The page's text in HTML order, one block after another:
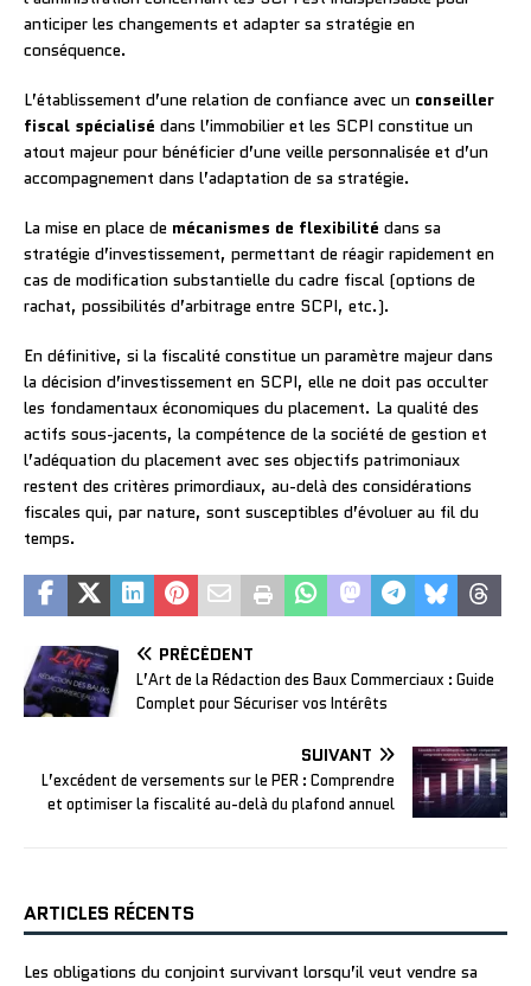
anticiper les changements et adapter sa stratégie en
conséquence.
L’établissement d’une relation de confiance avec un conseiller
fiscal spécialisé dans l’immobilier et les SCPI constitue un
atout majeur pour bénéficier d’une veille personnalisée et d’un
accompagnement dans l’adaptation de sa stratégie.
La mise en place de mécanismes de flexibilité dans sa
stratégie d’investissement, permettant de réagir rapidement en
cas de modification substantielle du cadre fiscal (options de
rachat, possibilités d’arbitrage entre SCPI, etc.).
En définitive, si la fiscalité constitue un paramètre majeur dans
la décision d’investissement en SCPI, elle ne doit pas occulter
les fondamentaux économiques du placement. La qualité des
actifs sous-jacents, la compétence de la société de gestion et
l’adéquation du placement avec ses objectifs patrimoniaux
restent des critères primordiaux, au-delà des considérations
fiscales qui, par nature, sont susceptibles d’évoluer au fil du
temps.
PRÉCÉDENT
L’Art de la Rédaction des Baux Commerciaux : Guide
Complet pour Sécuriser vos Intérêts
SUIVANT
L’excédent de versements sur le PER : Comprendre
et optimiser la fiscalité au-delà du plafond annuel
ARTICLES RÉCENTS
Les obligations du conjoint survivant lorsqu’il veut vendre sa